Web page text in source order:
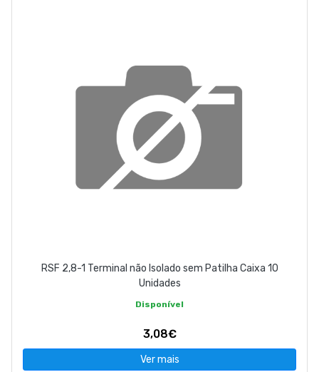
RSF 2,8-1 Terminal não Isolado sem Patilha Caixa 10
Unidades
Disponível
3,08€
Ver mais